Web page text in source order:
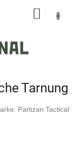
Tarnung
Partizan Tactical